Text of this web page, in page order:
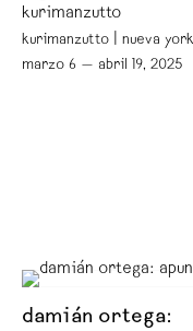
kurimanzutto
kurimanzutto | nueva york
marzo 6 — abril 19, 2025
damián ortega: